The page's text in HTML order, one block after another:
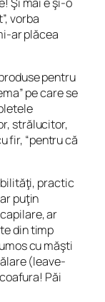
vorba
ar plăcea
pentru
pe care se
strălucitor,
fir, “pentru că
practic
puţin
ar
din timp
cu măşti
(leave-
Păi